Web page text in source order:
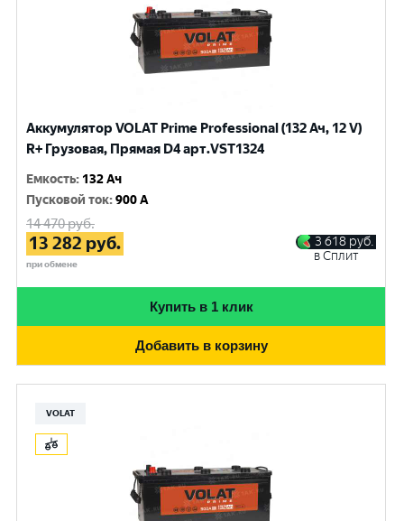
Аккумулятор VOLAT Prime Professional (132 Ач, 12 V)
R+ Грузовая, Прямая D4 арт.VST1324
Емкость: 132 Ач
Пусковой ток:900 A
14 470руб.
13 282 руб.
при обмене
3 618 руб.
в Сплит
Купить в 1 клик
Добавить в корзину
VOLAT